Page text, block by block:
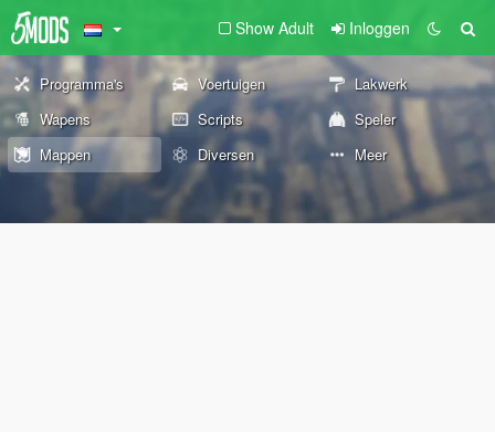
Show Adult Inloggen
Programma's Voertuigen
Lakwerk
Wapens
Scripts
Speler
Mappen
Diversen Meer